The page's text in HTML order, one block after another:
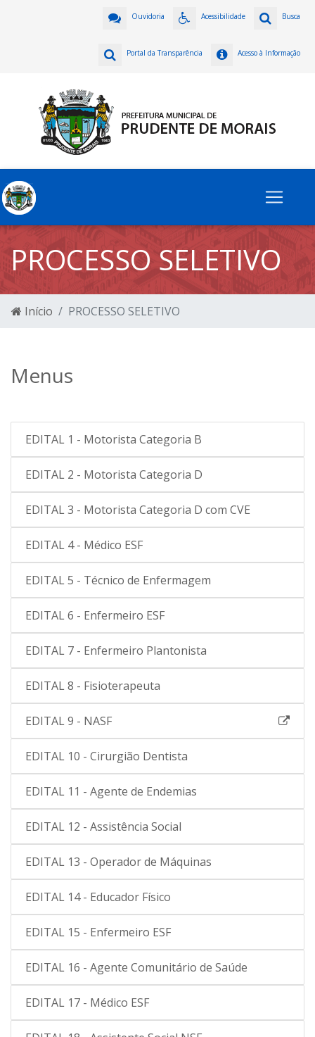
Busca
Acessibilidade
Ouvidoria
Acesso à Informação
Portal da Transparência
PROCESSO SELETIVO
Início PROCESSO SELETIVO
Menus
EDITAL 1 - Motorista Categoria B
EDITAL 2 - Motorista Categoria D
EDITAL 3 - Motorista Categoria D com CVE
EDITAL 4 - Médico ESF
EDITAL 5 - Técnico de Enfermagem
EDITAL 6 - Enfermeiro ESF
EDITAL 7 - Enfermeiro Plantonista
EDITAL 8 - Fisioterapeuta
EDITAL 9 - NASF
EDITAL 10 - Cirurgião Dentista
EDITAL 11 - Agente de Endemias
EDITAL 12 - Assistência Social
EDITAL 13 - Operador de Máquinas
EDITAL 14 - Educador Físico
EDITAL 15 - Enfermeiro ESF
EDITAL 16 - Agente Comunitário de Saúde
EDITAL 17 - Médico ESF